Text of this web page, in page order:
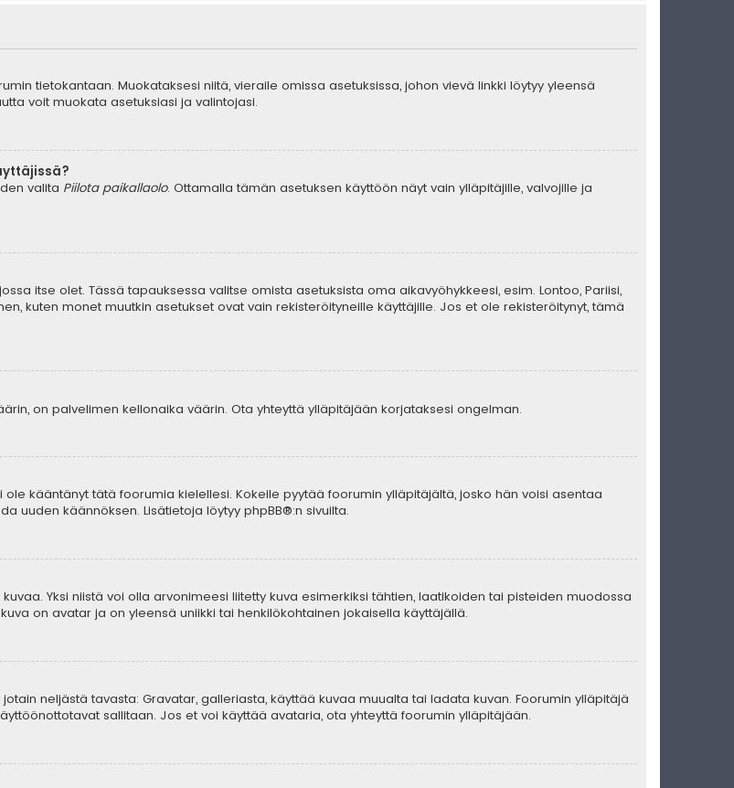
tietokantaan. Muokataksesi niitä, vieraile omissa asetuksissa, johon vievä linkki löytyy yleensä
voit muokata asetuksiasi ja valintojasi.
valita Piilota paikallaolo. Ottamalla tämän asetuksen käyttöön näyt vain ylläpitäjille, valvojille ja
itse olet. Tässä tapauksessa valitse omista asetuksista oma aikavyöhykkeesi, esim. Lontoo, Pariisi,
kuten monet muutkin asetukset ovat vain rekisteröityneille käyttäjille. Jos et ole rekisteröitynyt, tämä
on palvelimen kellonaika väärin. Ota yhteyttä ylläpitäjään korjataksesi ongelman.
kääntänyt tätä foorumia kielellesi. Kokeile pyytää foorumin ylläpitäjältä, josko hän voisi asentaa
uuden käännöksen. Lisätietoja löytyy phpBB®:n sivuilta.
Yksi niistä voi olla arvonimeesi liitetty kuva esimerkiksi tähtien, laatikoiden tai pisteiden muodossa
on avatar ja on yleensä uniikki tai henkilökohtainen jokaisella käyttäjällä.
neljästä tavasta: Gravatar, galleriasta, käyttää kuvaa muualta tai ladata kuvan. Foorumin ylläpitäjä
sallitaan. Jos et voi käyttää avataria, ota yhteyttä foorumin ylläpitäjään.